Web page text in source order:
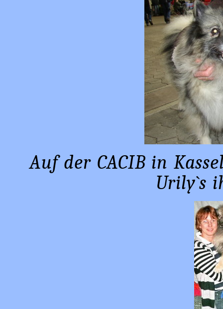
Auf der CACIB in
Urily`s